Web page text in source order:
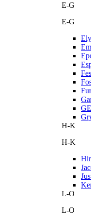
E-G
E-G
H-K
H-K
L-O
L-O